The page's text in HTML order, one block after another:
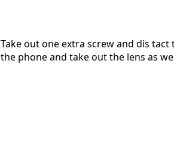
Take out one extra screw and dis
the phone and take out the lens as